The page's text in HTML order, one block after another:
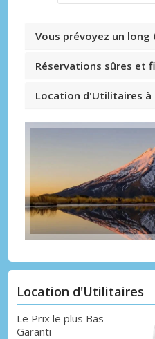
Vous prévoyez un long
Réservations sûres et
Location d'Utilitaires à
Location d'Utilitaires
Le Prix le plus Bas
Garanti